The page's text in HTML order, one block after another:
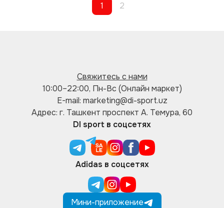
1 2
Свяжитесь с нами
10:00–22:00, Пн-Вс (Онлайн маркет)
E-mail: marketing@di-sport.uz
Адрес: г. Ташкент проспект А. Темура, 60
DI sport в соцсетях
Adidas в соцсетях
Мини-приложение